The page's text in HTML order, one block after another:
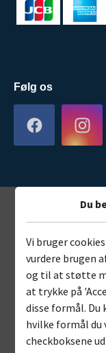
Følg os
Du
Vi bruger
vurdere brugen
og til at støtte
at trykke på
disse formål.
hvilke formål du
checkboksene